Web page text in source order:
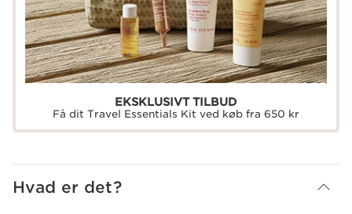
EKSKLUSIVT TILBUD
Få dit Travel Essentials Kit ved køb fra 650 kr
Hvad er det?